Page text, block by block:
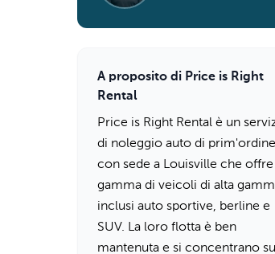
A proposito di Price is Right
Rental
Price is Right Rental è un
di noleggio auto di prim'ordine
con sede a Louisville che offre
gamma di veicoli di alta
inclusi auto sportive, berline e
SUV. La loro flotta è ben
mantenuta e si concentrano su